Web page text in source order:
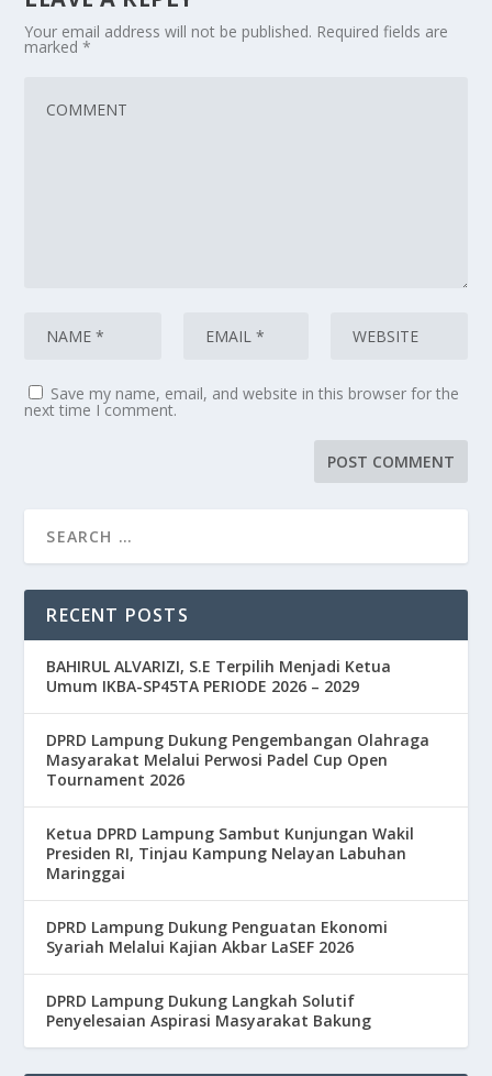
Your email address will not be published. Required fields are
marked*
Save my name, email, and website in this browser for the
next time I comment.
RECENT POSTS
BAHIRUL ALVARIZI, S.E Terpilih Menjadi Ketua
Umum IKBA-SP45TA PERIODE 2026 – 2029
DPRD Lampung Dukung Pengembangan Olahraga
Masyarakat Melalui Perwosi Padel Cup Open
Tournament 2026
Ketua DPRD Lampung Sambut Kunjungan Wakil
Presiden RI, Tinjau Kampung Nelayan Labuhan
Maringgai
DPRD Lampung Dukung Penguatan Ekonomi
Syariah Melalui Kajian Akbar LaSEF 2026
DPRD Lampung Dukung Langkah Solutif
Penyelesaian Aspirasi Masyarakat Bakung